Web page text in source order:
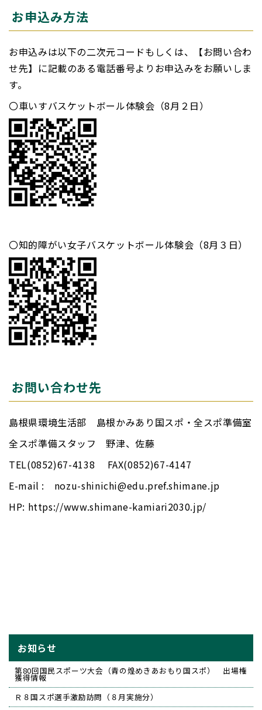
お申込み方法
お申込みは以下の二次元コードもしくは、【お問い合わ
せ先】に記載のある電話番号よりお申込みをお願いしま
す。
〇車いすバスケットボール体験会（8月２日）
〇知的障がい女子バスケットボール体験会（8月３日）
お問い合わせ先
島根県環境生活部 島根かみあり国スポ・全スポ準備室
全スポ準備スタッフ 野津、佐藤
TEL(0852)67-4138 FAX(0852)67-4147
E-mail : nozu-shinichi@edu.pref.shimane.jp
HP: https://www.shimane-kamiari2030.jp/
お知らせ
第80回国民スポーツ大会（青の煌めきあおもり国スポ） 出場権
獲得情報
Ｒ８国スポ選手激励訪問（８月実施分）